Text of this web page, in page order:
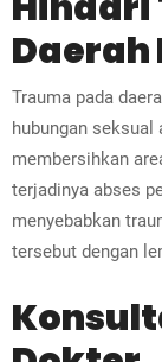
Daerah
Trauma pada
hubungan
membersihkan
terjadinya abses
menyebabkan
tersebut dengan